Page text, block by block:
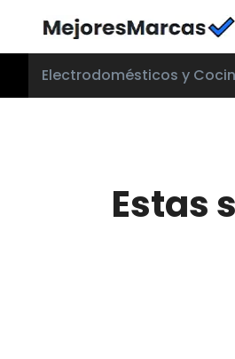
Electrodomésticos y
Estas